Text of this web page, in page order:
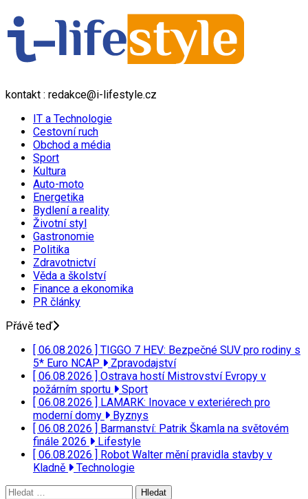
kontakt : redakce@i-lifestyle.cz
IT a Technologie
Cestovní ruch
Obchod a média
Sport
Kultura
Auto-moto
Energetika
Bydlení a reality
Životní styl
Gastronomie
Politika
Zdravotnictví
Věda a školství
Finance a ekonomika
PR články
Přávě teď
[ 06.08.2026 ] TIGGO 7 HEV: Bezpečné SUV pro rodiny s
5* Euro NCAP
Zpravodajství
[ 06.08.2026 ] Ostrava hostí Mistrovství Evropy v
požárním sportu
Sport
[ 06.08.2026 ] LAMARK: Inovace v exteriérech pro
moderní domy
Byznys
[ 06.08.2026 ] Barmanství: Patrik Škamla na světovém
finále 2026
Lifestyle
[ 06.08.2026 ] Robot Walter mění pravidla stavby v
Kladně
Technologie
Vyhledávání